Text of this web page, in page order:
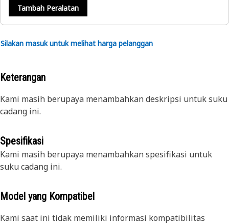
Tambah Peralatan
Silakan masuk untuk melihat harga pelanggan
Keterangan
Kami masih berupaya menambahkan deskripsi untuk suku
cadang ini.
Spesifikasi
Kami masih berupaya menambahkan spesifikasi untuk
suku cadang ini.
Model yang Kompatibel
Kami saat ini tidak memiliki informasi kompatibilitas